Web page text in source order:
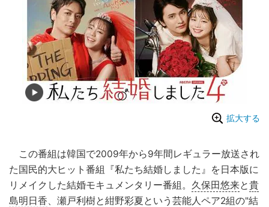
拡大する
この番組は韓国で2009年から9年間レギュラー放送され
た国民的大ヒット番組『私たち結婚しました』を日本版に
リメイクした結婚モキュメンタリー番組。 久保田悠来と貴
島明日香、瀬戸利樹と紺野彩夏という芸能人ペア2組の"結